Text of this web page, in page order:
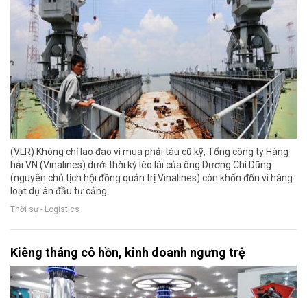
(VLR) Không chỉ lao đao vì mua phải tàu cũ kỹ, Tổng công ty Hàng
hải VN (Vinalines) dưới thời kỳ lèo lái của ông Dương Chí Dũng
(nguyên chủ tịch hội đồng quản trị Vinalines) còn khốn đốn vì hàng
loạt dự án đầu tư cảng.
Thời sự - Logistics
Kiêng tháng cô hồn, kinh doanh ngưng trệ